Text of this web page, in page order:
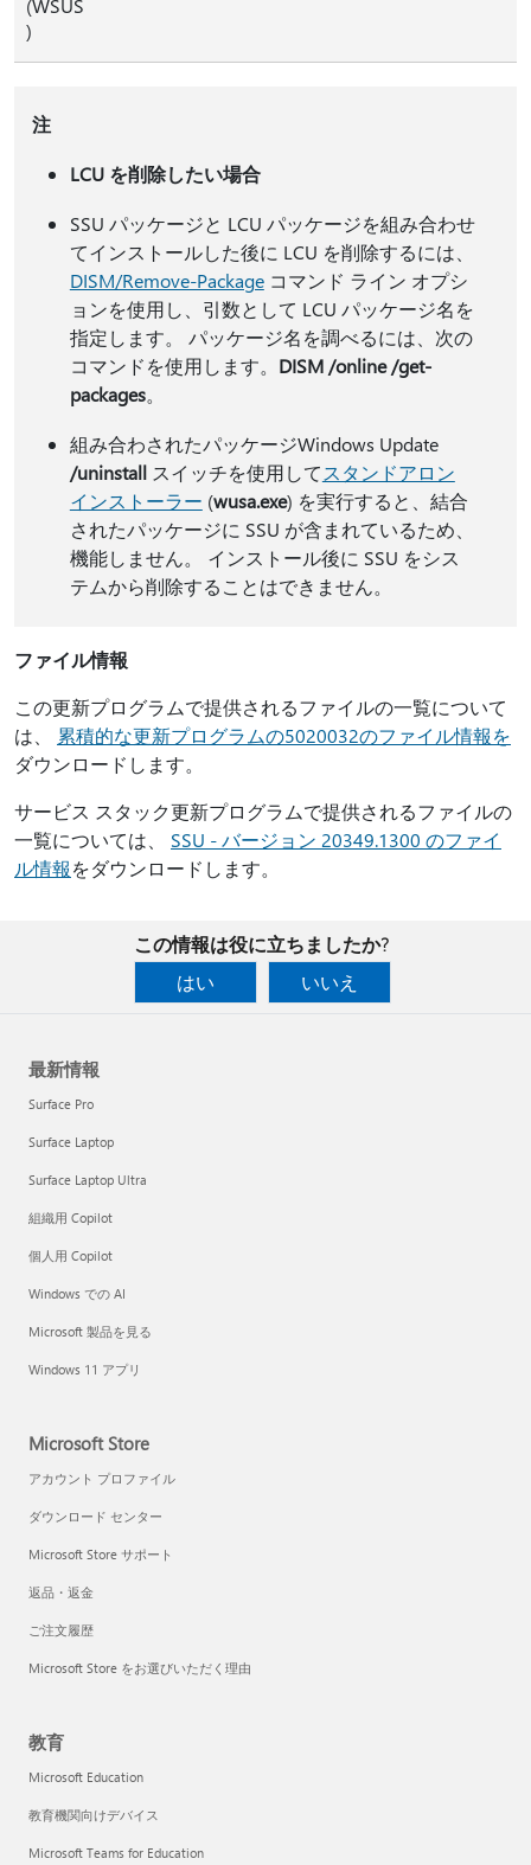
(WSUS
)
注
LCU を削除したい場合
SSU パッケージと LCU パッケージを組み合わせ
てインストールした後に LCU を削除するには、
DISM/Remove-Packageコマンド ライン オプシ
ョンを使用し、引数として LCU パッケージ名を
指定します。 パッケージ名を調べるには、次の
コマンドを使用します。 DISM /online /get-
packages。
組み合わされたパッケージWindows Update
/uninstallスイッチを使用してスタンドアロン
インストーラー (wusa.exe) を実行すると、結合
されたパッケージに SSU が含まれているため、
機能しません。 インストール後に SSU をシス
テムから削除することはできません。
ファイル情報
この更新プログラムで提供されるファイルの一覧について
は、 累積的な更新プログラムの5020032のファイル情報を
ダウンロードします。
サービス スタック更新プログラムで提供されるファイルの
一覧については、 SSU - バージョン 20349.1300 のファイ
ル情報をダウンロードします。
この情報は役に立ちましたか?
はい
いいえ
最新情報
Surface Pro
Surface Laptop
Surface Laptop Ultra
組織用 Copilot
個人用 Copilot
Windows での AI
Microsoft 製品を見る
Windows 11 アプリ
Microsoft Store
アカウント プロファイル
ダウンロード センター
Microsoft Store サポート
返品・返金
ご注文履歴
Microsoft Store をお選びいただく理由
教育
Microsoft Education
教育機関向けデバイス
Microsoft Teams for Education